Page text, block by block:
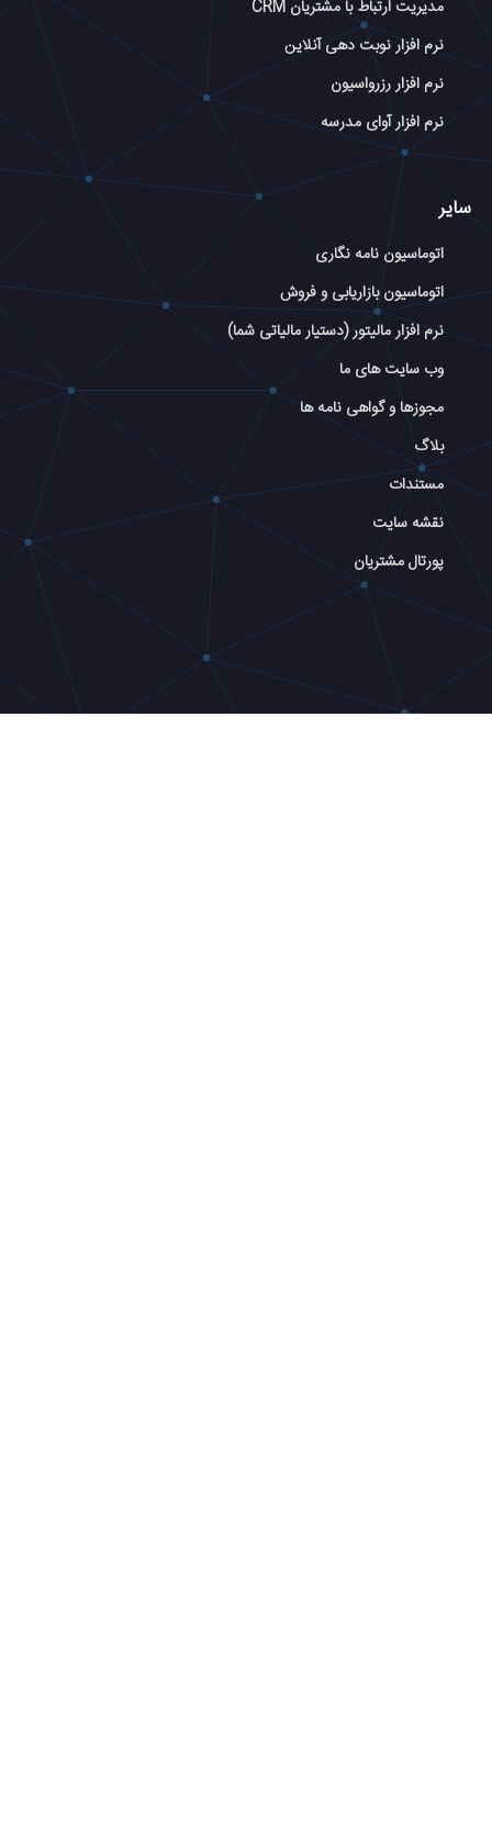
مدیریت ارتباط با مشتریان CRM
نرم افزار نوبت دهی آنلاین
نرم افزار رزرواسیون
نرم افزار آوای مدرسه
سایر
اتوماسیون نامه نگاری
اتوماسیون بازاریابی و فروش
نرم افزار مالیتور (دستیار مالیاتی شما)
وب سایت های ما
مجوزها و گواهی نامه ها
بلاگ
مستندات
نقشه سایت
پورتال مشتریان